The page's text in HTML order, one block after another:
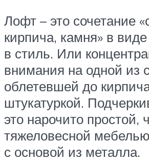
Лофт – это сочетание
кирпича, камня» в
в стиль. Или
внимания на одной из
облетевшей до
штукатуркой.
это нарочито простой,
тяжеловесной
с основой из металла.